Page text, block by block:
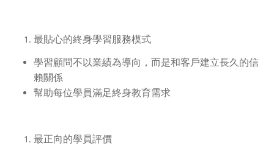
最貼心的終身學習服務模式
學習顧問不以業績為導向，而是和客戶建立長久的信
賴關係
幫助每位學員滿足終身教育需求
最正向的學員評價